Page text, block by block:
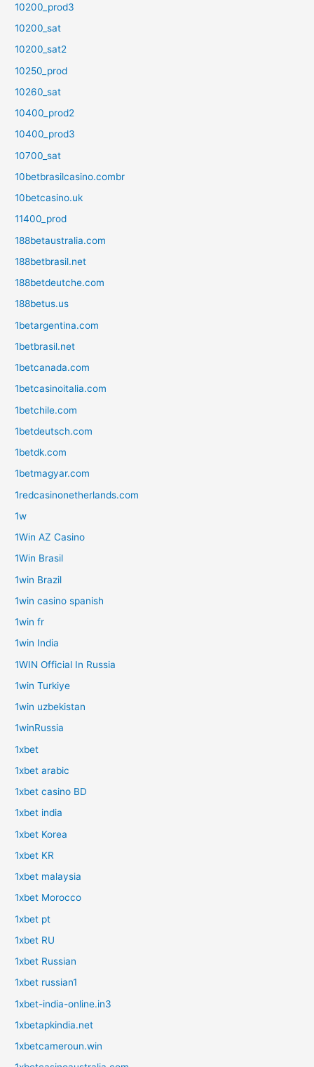
10200_prod3
10200_sat
10200_sat2
10250_prod
10260_sat
10400_prod2
10400_prod3
10700_sat
10betbrasilcasino.combr
10betcasino.uk
11400_prod
188betaustralia.com
188betbrasil.net
188betdeutche.com
188betus.us
1betargentina.com
1betbrasil.net
1betcanada.com
1betcasinoitalia.com
1betchile.com
1betdeutsch.com
1betdk.com
1betmagyar.com
1redcasinonetherlands.com
1w
1Win AZ Casino
1Win Brasil
1win Brazil
1win casino spanish
1win fr
1win India
1WIN Official In Russia
1win Turkiye
1win uzbekistan
1winRussia
1xbet
1xbet arabic
1xbet casino BD
1xbet india
1xbet Korea
1xbet KR
1xbet malaysia
1xbet Morocco
1xbet pt
1xbet RU
1xbet Russian
1xbet russian1
1xbet-india-online.in3
1xbetapkindia.net
1xbetcameroun.win